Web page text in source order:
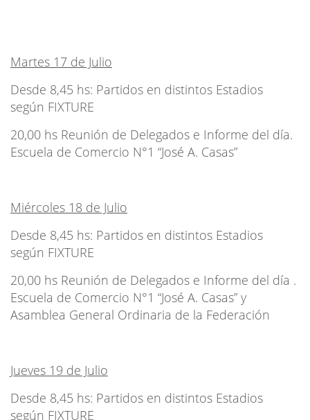
Martes 17 de Julio
Desde 8,45 hs: Partidos en distintos Estadios
según FIXTURE
20,00 hs Reunión de Delegados e Informe del día.
Escuela de Comercio N°1 “José A. Casas”
Miércoles 18 de Julio
Desde 8,45 hs: Partidos en distintos Estadios
según FIXTURE
20,00 hs Reunión de Delegados e Informe del día .
Escuela de Comercio N°1 “José A. Casas” y
Asamblea General Ordinaria de la Federación
Jueves 19 de Julio
Desde 8,45 hs: Partidos en distintos Estadios
según FIXTURE